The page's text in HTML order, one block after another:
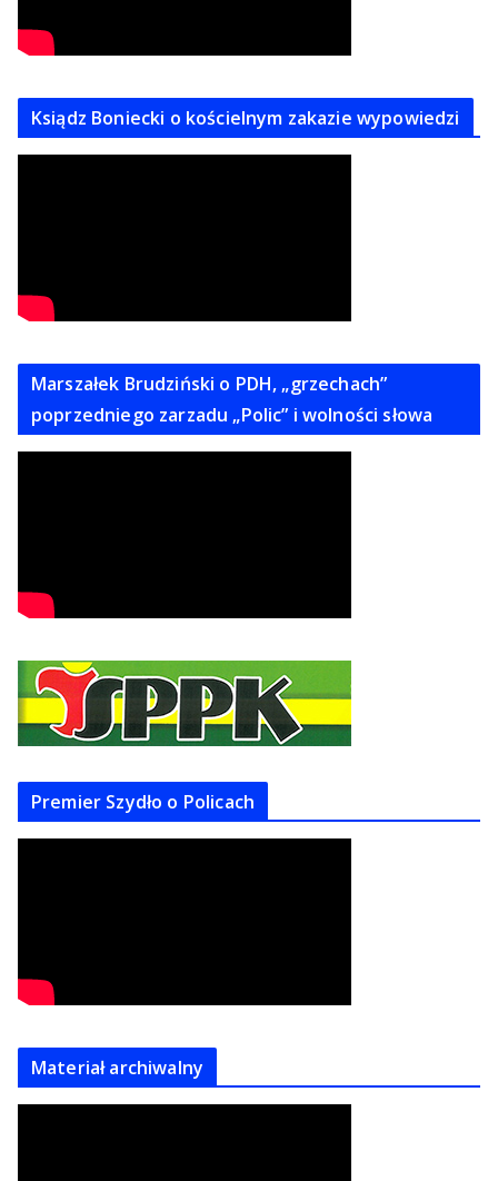
Ksiądz Boniecki o kościelnym zakazie wypowiedzi
Marszałek Brudziński o PDH, „grzechach”
poprzedniego zarzadu „Polic” i wolności słowa
Premier Szydło o Policach
Materiał archiwalny